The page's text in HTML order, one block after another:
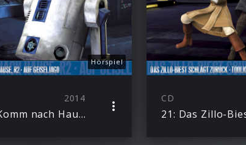
Hörspiel
2014
22: Komm nach Hause, R2 / Auf Geiseljagd
CD